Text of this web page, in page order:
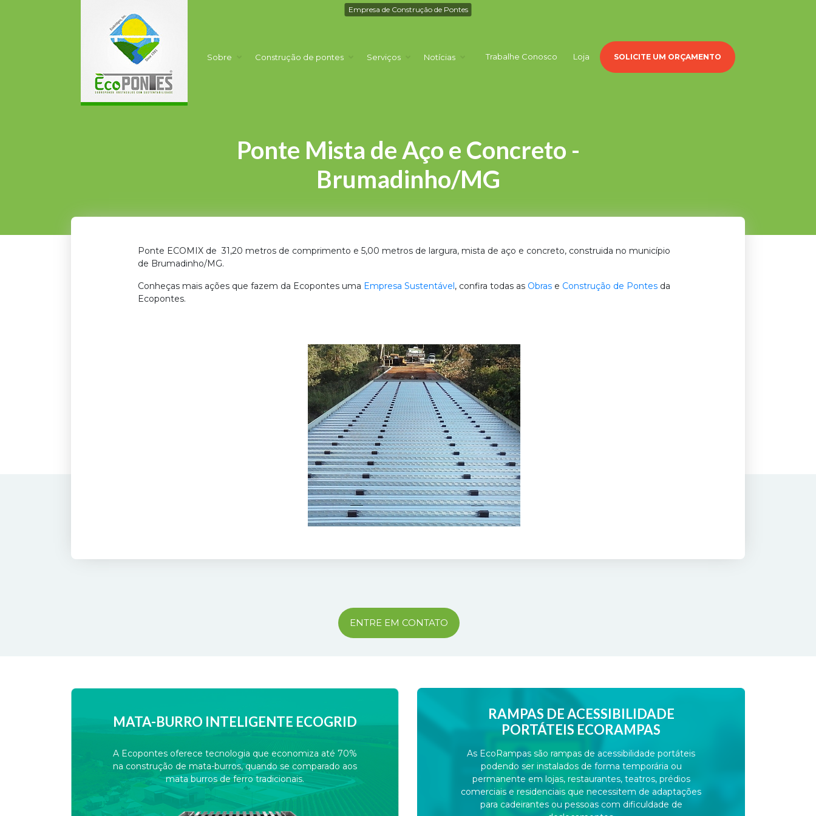
Empresa de Construção de Pontes
Sobre Construção de pontes Serviços Notícias Trabalhe Conosco Loja SOLICITE UM ORÇAMENTO
Ponte Mista de Aço e Concreto -
Brumadinho/MG
Ponte ECOMIX de 31,20 metros de comprimento e 5,00 metros de largura, mista de aço e concreto, construida no município
de Brumadinho/MG.
Conheças mais ações que fazem da Ecopontes uma Empresa Sustentável, confira todas as Obras e Construção de Pontes da
Ecopontes.
ENTRE EM CONTATO
MATA-BURRO INTELIGENTE ECOGRID
A Ecopontes oferece tecnologia que economiza até 70%
na construção de mata-burros, quando se comparado aos
mata burros de ferro tradicionais.
RAMPAS DE ACESSIBILIDADE
PORTÁTEIS ECORAMPAS
As EcoRampas são rampas de acessibilidade portáteis
podendo ser instalados de forma temporária ou
permanente em lojas, restaurantes, teatros, prédios
comerciais e residenciais que necessitem de adaptações
para cadeirantes ou pessoas com dificuldade de